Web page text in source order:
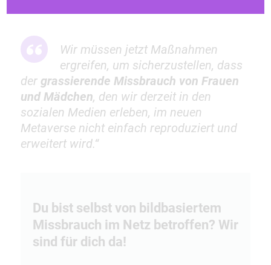
Wir müssen jetzt Maßnahmen
ergreifen, um sicherzustellen, dass
der grassierende Missbrauch von Frauen
und Mädchen, den wir derzeit in den
sozialen Medien erleben, im neuen
Metaverse nicht einfach reproduziert und
erweitert wird.“
Du bist selbst von bildbasiertem
Missbrauch im Netz betroffen? Wir
sind für dich da!